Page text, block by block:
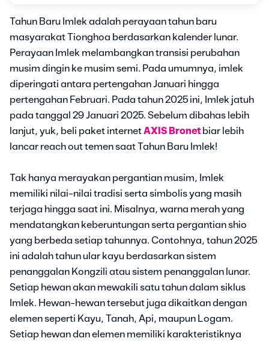
Tahun Baru Imlek adalah perayaan tahun baru
masyarakat Tionghoa berdasarkan kalender lunar.
Perayaan Imlek melambangkan transisi perubahan
musim dingin ke musim semi. Pada umumnya, imlek
diperingati antara pertengahan Januari hingga
pertengahan Februari. Pada tahun 2025 ini, Imlek jatuh
pada tanggal 29 Januari 2025. Sebelum dibahas lebih
lanjut, yuk, beli paket internetAXIS Bronetbiar lebih
lancar reach out temen saat Tahun Baru Imlek!
Tak hanya merayakan pergantian musim, Imlek
memiliki nilai-nilai tradisi serta simbolis yang masih
terjaga hingga saat ini. Misalnya, warna merah yang
mendatangkan keberuntungan serta pergantian shio
yang berbeda setiap tahunnya. Contohnya, tahun 2025
ini adalah tahun ular kayu berdasarkan sistem
penanggalan Kongzili atau sistem penanggalan lunar.
Setiap hewan akan mewakili satu tahun dalam siklus
Imlek. Hewan-hewan tersebut juga dikaitkan dengan
elemen seperti Kayu, Tanah, Api, maupun Logam.
Setiap hewan dan elemen memiliki karakteristiknya